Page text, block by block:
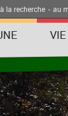
à la recherche - au